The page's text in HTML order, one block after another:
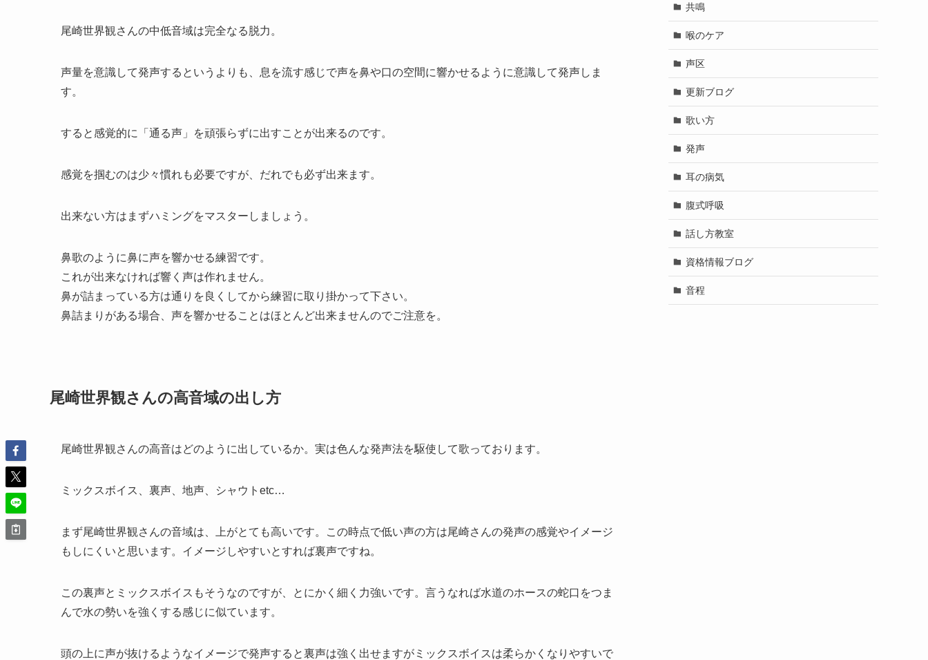
尾崎世界観さんの中低音域は完全なる脱力。
声量を意識して発声するというよりも、息を流す感じで声を鼻や口の空間に響かせるように意識して発声しま
す。
すると感覚的に「通る声」を頑張らずに出すことが出来るのです。
感覚を掴むのは少々慣れも必要ですが、だれでも必ず出来ます。
出来ない方はまずハミングをマスターしましょう。
鼻歌のように鼻に声を響かせる練習です。
これが出来なければ響く声は作れません。
鼻が詰まっている方は通りを良くしてから練習に取り掛かって下さい。
鼻詰まりがある場合、声を響かせることはほとんど出来ませんのでご注意を。
尾崎世界観さんの高音域の出し方
尾崎世界観さんの高音はどのように出しているか。実は色んな発声法を駆使して歌っております。
ミックスボイス、裏声、地声、シャウトetc…
まず尾崎世界観さんの音域は、上がとても高いです。この時点で低い声の方は尾崎さんの発声の感覚やイメージ
もしにくいと思います。イメージしやすいとすれば裏声ですね。
この裏声とミックスボイスもそうなのですが、とにかく細く力強いです。言うなれば水道のホースの蛇口をつま
んで水の勢いを強くする感じに似ています。
頭の上に声が抜けるようなイメージで発声すると裏声は強く出せますがミックスボイスは柔らかくなりやすいで
共鳴
喉のケア
声区
更新ブログ
歌い方
発声
耳の病気
腹式呼吸
話し方教室
資格情報ブログ
音程